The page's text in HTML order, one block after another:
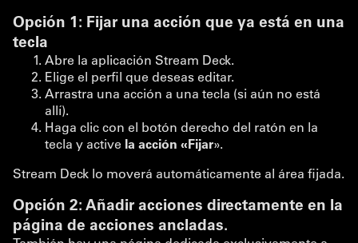
Opción 1: Fijar una acción que ya está en una
tecla
Abre la aplicación Stream Deck.
Elige el perfil que deseas editar.
Arrastra una acción a una tecla (si aún no está
allí).
Haga clic con el botón derecho del ratón en la
tecla y active la acción «Fijar».
Stream Deck lo moverá automáticamente al área fijada.
Opción 2: Añadir acciones directamente en la
página de acciones ancladas.